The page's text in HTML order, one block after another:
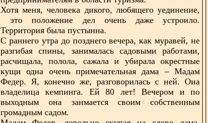
Хотя меня, человека дикого, любящего уединение,
это положение дел очень даже устроило.
Территория была пустынна.
С раннего утра до позднего вечера, как муравей, не
разгибая спины, занималась садовыми работами,
расчищала, полола, сажала и убирала окрестные
кущи одна очень примечательная дама – Мадам
Федер. Я, конечно же, разговорилась с ней. Она
владелица кемпинга. Ей 80 лет! Вечером и по
выходным она занмается своим собственным
громадным садом.